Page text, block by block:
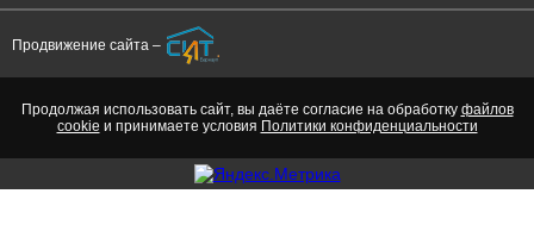
Продвижение сайта –
Продолжая использовать сайт, вы даёте согласие на обработку файлов
cookie и принимаете условия Политики конфиденциальности